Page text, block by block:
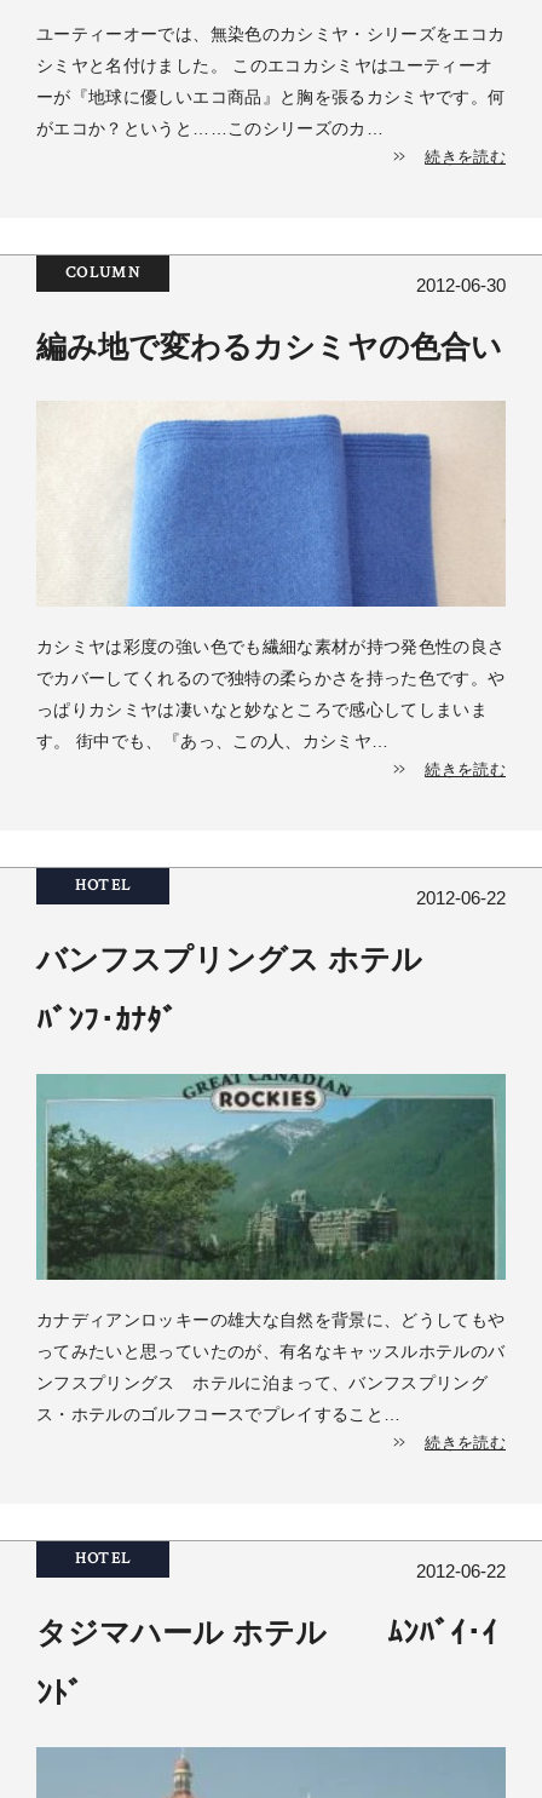
ユーティーオーでは、無染色のカシミヤ・シリーズをエコカ
シミヤと名付けました。 このエコカシミヤはユーティーオ
ーが『地球に優しいエコ商品』と胸を張るカシミヤです。何
がエコか？というと……このシリーズのカ…
続きを読む
COLUMN
2012-06-30
編み地で変わるカシミヤの色合い
カシミヤは彩度の強い色でも繊細な素材が持つ発色性の良さ
でカバーしてくれるので独特の柔らかさを持った色です。や
っぱりカシミヤは凄いなと妙なところで感心してしまいま
す。 街中でも、『あっ、この人、カシミヤ…
続きを読む
HOTEL
2012-06-22
バンフスプリングス ホテル
ﾊﾞﾝﾌ･ｶﾅﾀﾞ
カナディアンロッキーの雄大な自然を背景に、どうしてもや
ってみたいと思っていたのが、有名なキャッスルホテルのバ
ンフスプリングス ホテルに泊まって、バンフスプリング
ス・ホテルのゴルフコースでプレイすること…
続きを読む
HOTEL
2012-06-22
タジマハール ホテル ﾑﾝﾊﾞｲ･ｲ
ﾝﾄﾞ